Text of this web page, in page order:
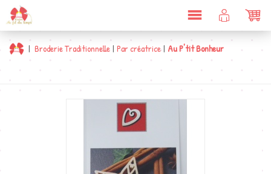
DÉPLIER
LA
NAVIGATION
COMPTE
CLIENT
| Broderie Traditionnelle| Par créatrice| Au P'tit Bonheur